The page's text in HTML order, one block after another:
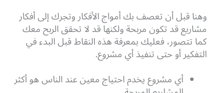
وهنا قبل أن تعصف بك أمواج الأفكار وتجرك إلى أفكار
مشاريع قد تكون مربحة ولكنها قد لا تحقق الربح معك
كما تتصور، فعليك بمعرفة هذه النقاط قبل البدء في
التفكير أو حتى تنفيذ أي مشروع.
أي مشروع يخدم احتياج معين عند الناس هو أكثر